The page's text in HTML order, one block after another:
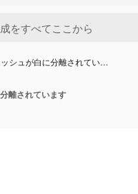
シュが白に分離されてい…
離されています